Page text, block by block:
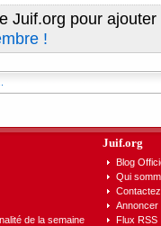
Juif.org pour
!
de la semaine
Juif.org
Blog
Qui
Annoncer
Flux RSS